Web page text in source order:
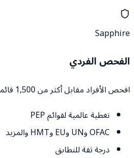
Sapphire
الفحص الفردي
افحص الأفراد مقابل أكثر من 1,500 قائمة مراقبة عالمية تغطي قوائم PEP، وسجلات العقوبات، وقواعد بيانات إنفاذ القانون. تصلك النتائج خلال ثوانٍ.
تغطية عالمية لقوائم PEP
OFAC وUN وEU وHMT والمزيد
درجة ثقة للتطابق